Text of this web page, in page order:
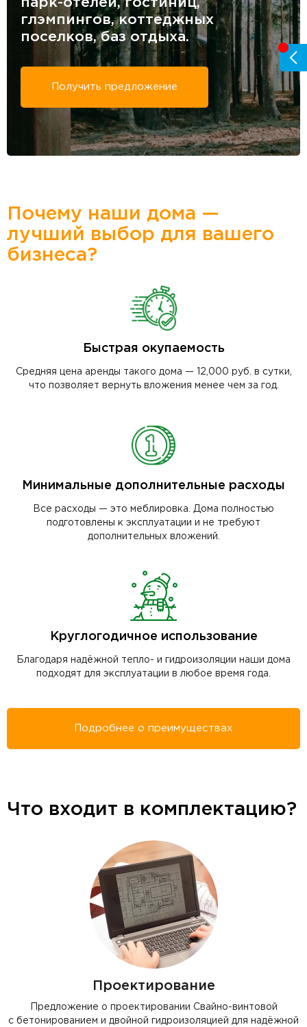
парк-отелей, гостиниц,
глэмпингов, коттеджных
поселков, баз отдыха.
Получить предложение
Почему наши дома —
лучший выбор для вашего
бизнеса?
Быстрая окупаемость
Средняя цена аренды такого дома — 12,000 руб. в сутки,
что позволяет вернуть вложения менее чем за год.
Минимальные дополнительные расходы
Все расходы — это меблировка. Дома полностью
подготовлены к эксплуатации и не требуют
дополнительных вложений.
Круглогодичное использование
Благодаря надёжной тепло- и гидроизоляции наши дома
подходят для эксплуатации в любое время года.
Подробнее о преимуществах
Что входит в комплектацию?
Проектирование
Предложение о проектировании Свайно-винтовой
с бетонированием и двойной гидроизоляцией для надёжной